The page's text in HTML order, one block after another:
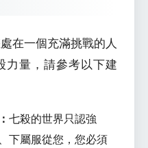
在一個充滿挑戰的人
力量，請參考以下建
七殺的世界只認強
下屬服從您，您必須